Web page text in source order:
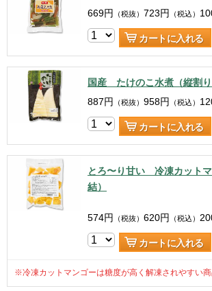
669円 （税抜） 723円 （税込）
カートに入れる
国産 たけのこ水煮（縦割り
887円 （税抜） 958円 （税込）
カートに入れる
とろ〜り甘い 冷凍カット
結）
574円 （税抜） 620円 （税込）
カートに入れる
※冷凍カットマンゴーは糖度が高く解凍されやすい